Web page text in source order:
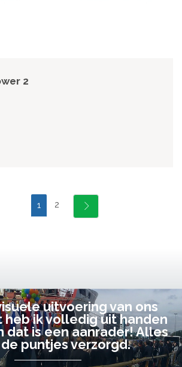
2
1 2
uitvoering van ons
ik volledig uit handen
dat is een aanrader! Alles
puntjes verzorgd.